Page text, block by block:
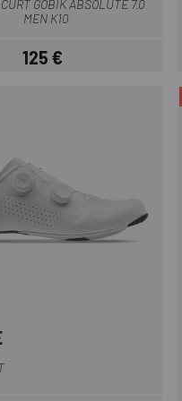
GOBIK ABSOLUTE 7.0
MEN K10
Preu
125 €